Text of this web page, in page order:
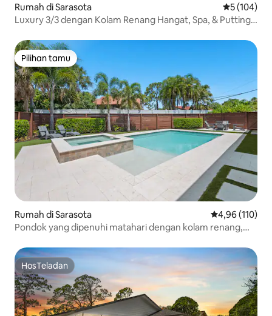
Rumah di Sarasota Nilai rata-
5 (104)
Luxury 3/3 dengan Kolam Renang Hangat, Spa, & Putting
Pilihan tamu
Pilihan tamu
Rumah di Sarasota Nilai rata-rata
4,96 (110)
Pondok yang dipenuhi matahari dengan kolam renang,
HosTeladan
HosTeladan